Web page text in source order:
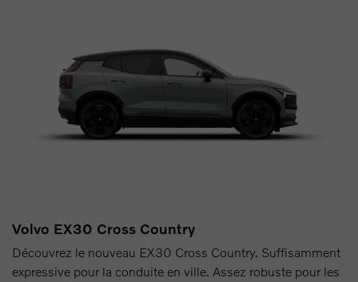
Volvo EX30 Cross Country
Découvrez le nouveau EX30 Cross Country. Suffisamment
expressive pour la conduite en ville. Assez robuste pour les